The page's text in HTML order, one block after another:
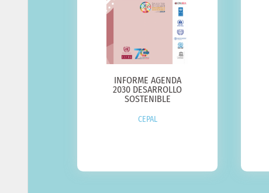
INFORME AGENDA
2030 DESARROLLO
SOSTENIBLE
CEPAL